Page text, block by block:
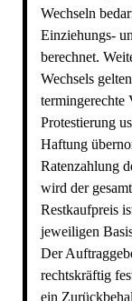
Wechseln
Einziehungs-
berechnet.
Wechsels
termingerechte
Protestierung
Haftung
Ratenzahlung
wird der
Restkaufpreis
jeweiligen
Der
rechtskräftig
ein